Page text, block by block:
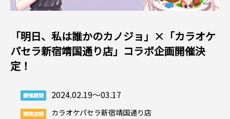
「明日、私は誰かのカノジョ」×「カラオケ
パセラ新宿靖国通り店」コラボ企画開催決
定！
開催期間 2024.02.19～03.17
開催店舗 カラオケパセラ新宿靖国通り店